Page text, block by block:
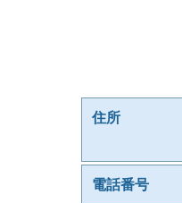
住所
電話番号